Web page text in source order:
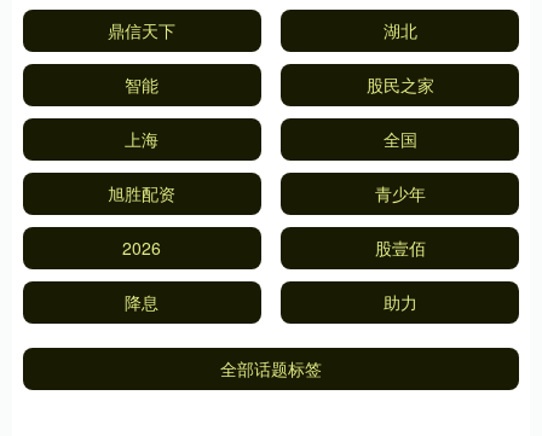
鼎信天下 湖北
智能 股民之家
上海 全国
旭胜配资 青少年
2026 股壹佰
降息 助力
全部话题标签